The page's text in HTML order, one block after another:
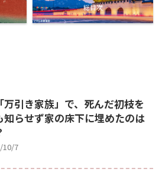
総目次
万引き家族」で、死んだ初枝を
知らせず家の床下に埋めたのは
10/7